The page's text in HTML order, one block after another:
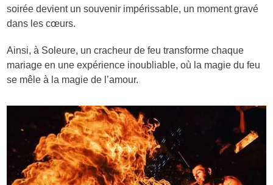
soirée devient un souvenir impérissable, un moment gravé
dans les cœurs.
Ainsi, à Soleure, un cracheur de feu transforme chaque
mariage en une expérience inoubliable, où la magie du feu
se mêle à la magie de l’amour.